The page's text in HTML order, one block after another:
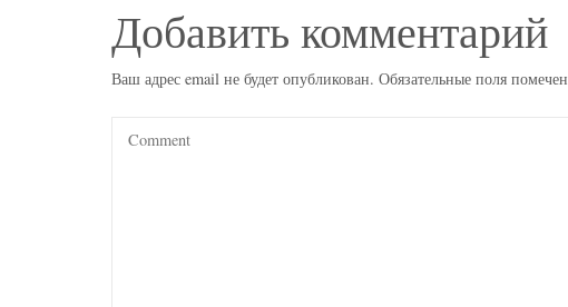
Добавить комментарий
Ваш адрес email не будет опубликован. Обязательные поля